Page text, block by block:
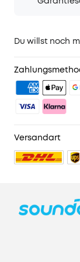
Du willst noch
2. Mitglieder-
3.
4. Weitere
Versandart